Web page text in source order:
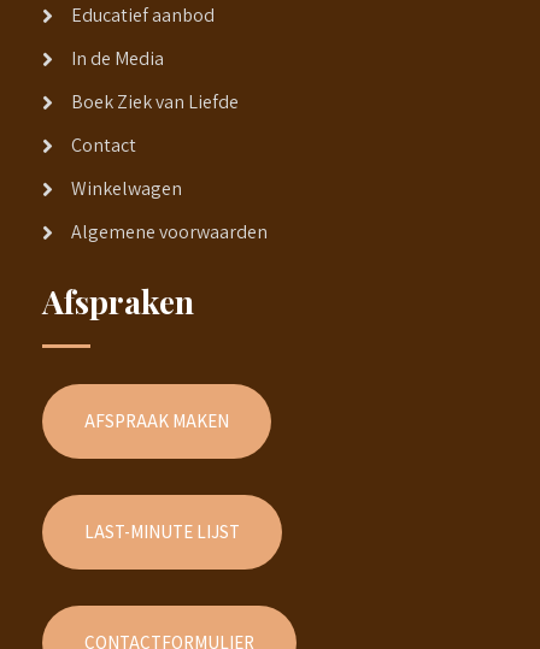
Educatief aanbod
In de Media
Boek Ziek van Liefde
Contact
Winkelwagen
Algemene voorwaarden
Afspraken
AFSPRAAK MAKEN
LAST-MINUTE LIJST
CONTACTFORMULIER